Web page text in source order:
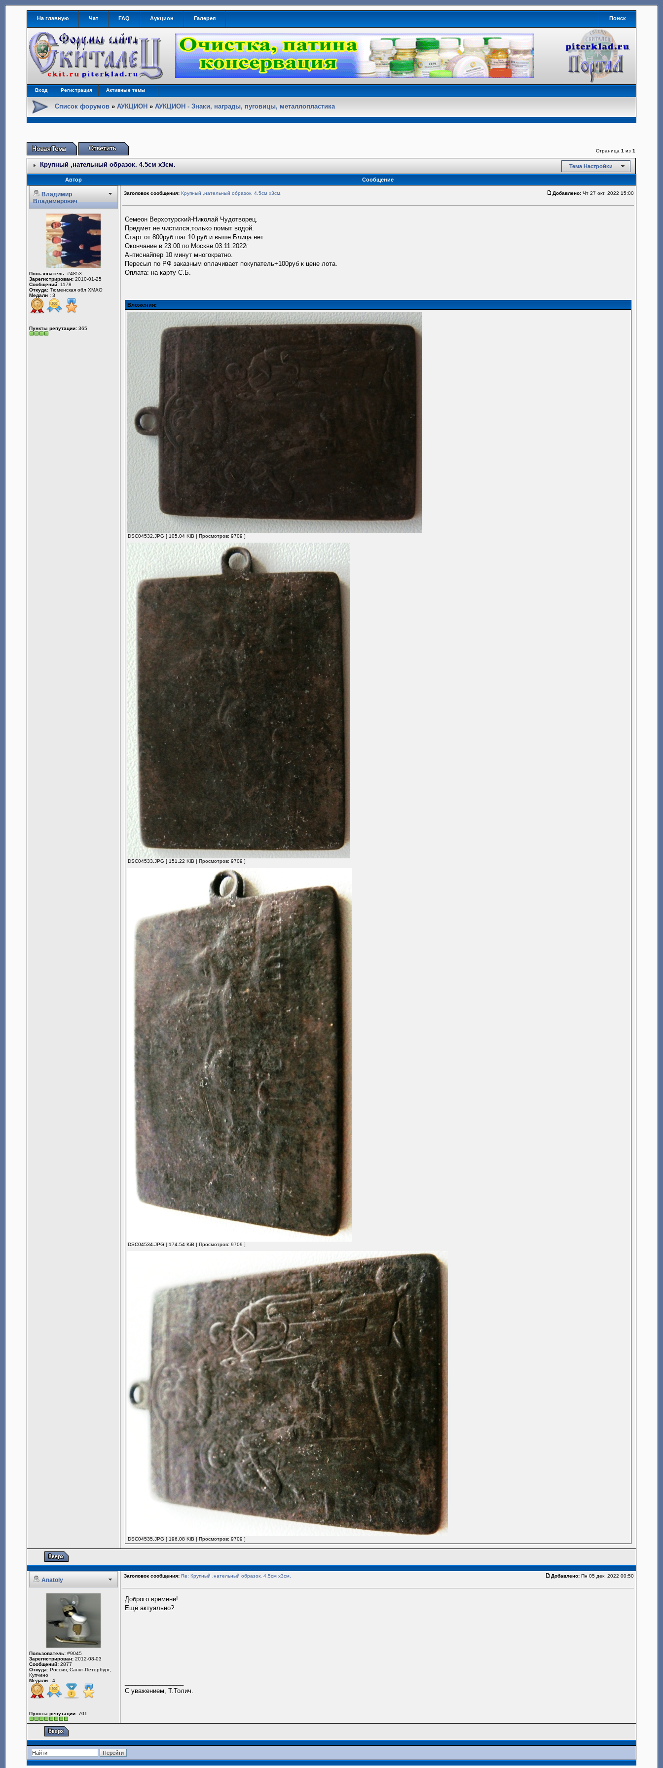
На главную Чат FAQ Аукцион Галерея Поиск
Вход Регистрация Активные темы
Список форумов» АУКЦИОН » АУКЦИОН - Знаки, награды, пуговицы, металлопластика
Страница 1 из 1
Крупный ,нательный образок. 4.5см х3см. Тема Настройки
Автор Сообщение
Владимир
Владимирович
Заголовок сообщения: Крупный ,нательный образок. 4.5см х3см. Добавлено:Чт 27 окт, 2022 15:00
Пользователь:#4853
Зарегистрирован:2010-01-25
Сообщений:1178
Откуда:Тюменская обл ХМАО
Медали :3
Пункты репутации:365
Семеон Верхотурский-Николай Чудотворец.
Предмет не чистился,только помыт водой.
Старт от 800руб шаг 10 руб и выше.Блица нет.
Окончание в 23:00 по Москве.03.11.2022г
Антиснайпер 10 минут многократно.
Пересыл по РФ заказным оплачивает покупатель+100руб к цене лота.
Оплата: на карту С.Б.
Вложения:
DSC04532.JPG [ 105.04 KiB | Просмотров: 9709 ]
DSC04533.JPG [ 151.22 KiB | Просмотров: 9709 ]
DSC04534.JPG [ 174.54 KiB | Просмотров: 9709 ]
DSC04535.JPG [ 196.08 KiB | Просмотров: 9709 ]
Anatoly
Заголовок сообщения: Re: Крупный ,нательный образок. 4.5см х3см. Добавлено:Пн 05 дек, 2022 00:50
Пользователь:#9045
Зарегистрирован:2012-08-03
Сообщений:2877
Откуда:Россия, Санкт-Петербург,
Купчино
Медали :4
Пункты репутации:701
Доброго времени!
Ещё актуально?
С уважением, Т.Толич.